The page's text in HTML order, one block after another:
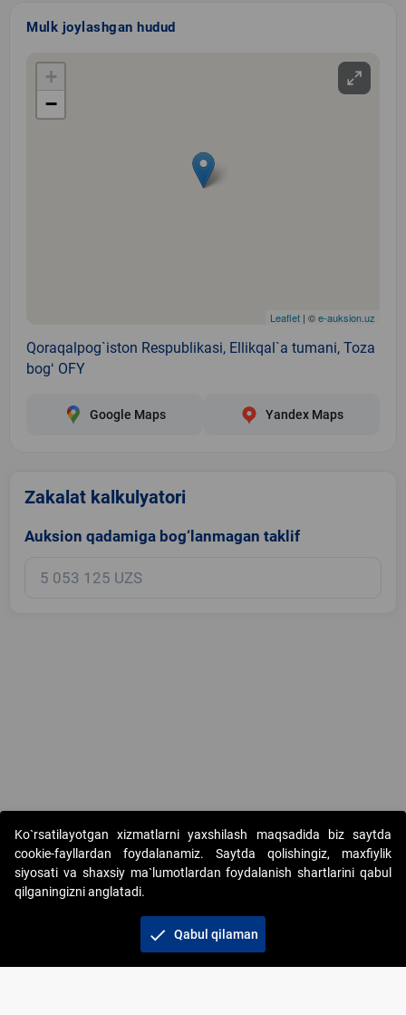
Mulk joylashgan hudud
+
−
Leaflet | ©e-auksion.uz
Qoraqalpog`iston Respublikasi, Ellikqal`a tumani, Toza
bogʻ OFY
Google Maps Yandex Maps
Zakalat kalkulyatori
Auksion qadamiga bog‘lanmagan taklif
Copyright © 2017-2026. "Elektron onlayn-auksionlarni tashkil etish"
AJ. Barcha huquqlar himoyalangan
+998 71 202-21-11
Ko`rsatilayotgan xizmatlarni yaxshilash maqsadida biz saytda
cookie-fayllardan foydalanamiz. Saytda qolishingiz, maxfiylik
siyosati va shaxsiy ma`lumotlardan foydalanish shartlarini qabul
qilganingizni anglatadi.
check Qabul qilaman